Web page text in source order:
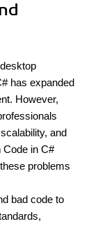
has expanded
However,
and
Code in C#
problems
bad code to